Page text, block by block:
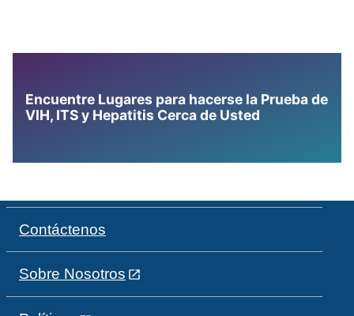
Encuentre Lugares para hacerse la Prueba de
VIH, ITS y Hepatitis Cerca de Usted
Contáctenos
Sobre Nosotros